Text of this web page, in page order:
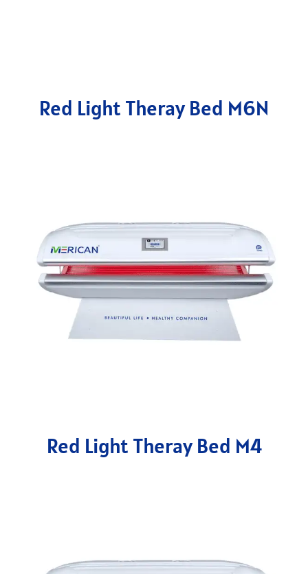
Red Light Theray Bed M6N
Red Light Theray Bed M4